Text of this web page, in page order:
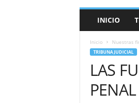
INICIO
Inicio Nuestras
TRIBUNA JUDICIAL
LAS
PENAL